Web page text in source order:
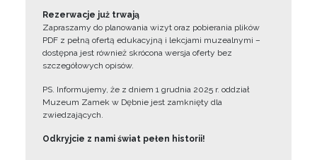
Rezerwacje już trwają
Zapraszamy do planowania wizyt oraz pobierania plików
PDF z pełną ofertą edukacyjną i lekcjami muzealnymi –
dostępna jest również skrócona wersja oferty bez
szczegółowych opisów.
PS. Informujemy, że z dniem 1 grudnia 2025 r. oddział
Muzeum Zamek w Dębnie jest zamknięty dla
zwiedzających.
Odkryjcie z nami świat pełen historii!